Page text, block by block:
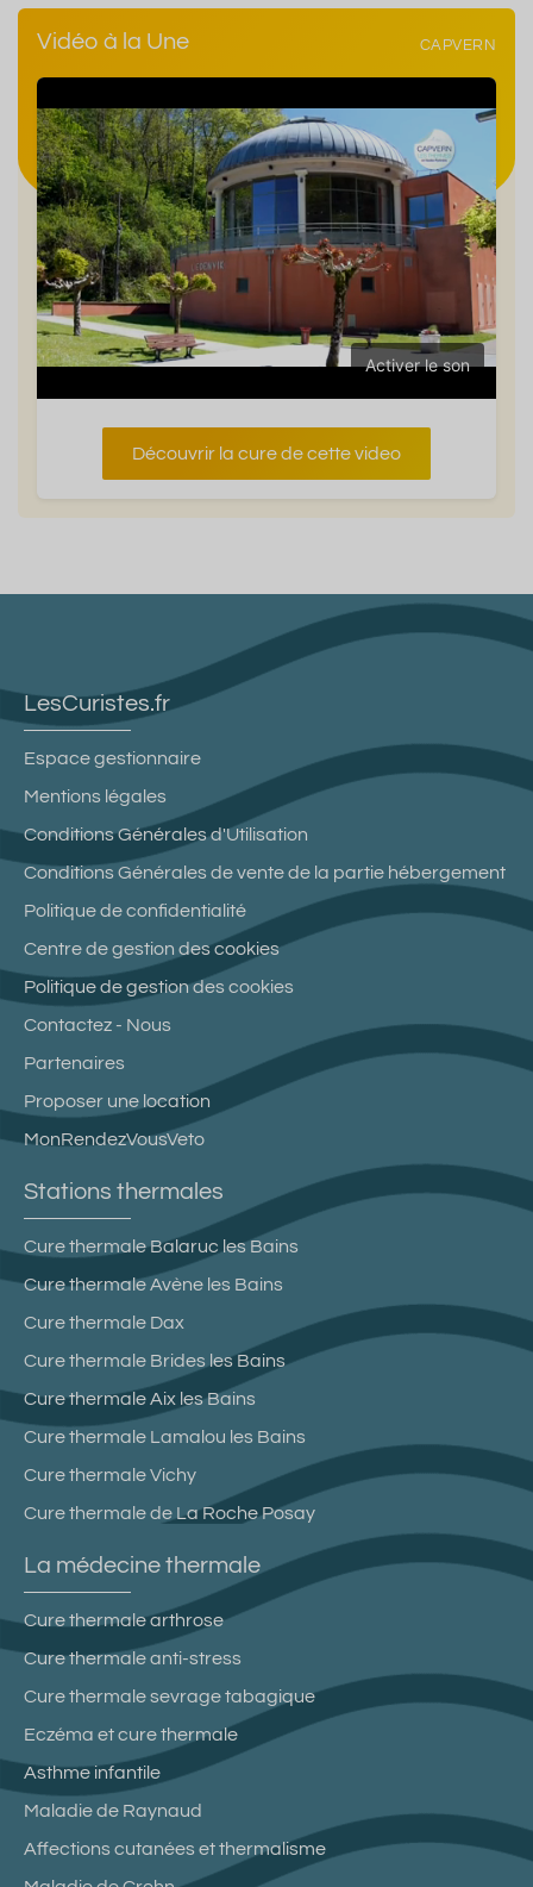
Vidéo à la Une CAPVERN
Activer le son
Découvrir la cure de cette video
LesCuristes.fr
Espace gestionnaire
Mentions légales
Conditions Générales d'Utilisation
Conditions Générales de vente de la partie hébergement
Politique de confidentialité
Centre de gestion des cookies
Politique de gestion des cookies
Contactez - Nous
Partenaires
Proposer une location
MonRendezVousVeto
Stations thermales
Cure thermale Balaruc les Bains
Cure thermale Avène les Bains
Cure thermale Dax
Cure thermale Brides les Bains
Cure thermale Aix les Bains
Cure thermale Lamalou les Bains
Cure thermale Vichy
Cure thermale de La Roche Posay
La médecine thermale
Cure thermale arthrose
Cure thermale anti-stress
Cure thermale sevrage tabagique
Eczéma et cure thermale
Asthme infantile
Maladie de Raynaud
Affections cutanées et thermalisme